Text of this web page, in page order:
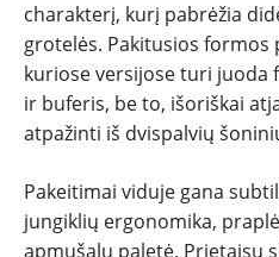
charakterį, kurį pabrėžia
grotelės. Pakitusios formos
kuriose versijose turi juodа
ir buferis, be to, išoriškai
atpažinti iš dvispalvių
Pakeitimai viduje gana
jungiklių ergonomika,
apmušalų paletė. Prietaisų